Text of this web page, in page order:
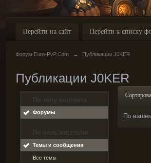
Перейти на сайт Перейти к списку
Форум Euro-PvP.Com → Публикации J0KER
Публикации J0KER
По типу контента
Форумы
По пользователю
Темы и сообщения
Все темы
По